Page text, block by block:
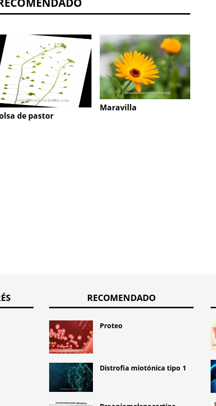
de pastor
Maravilla
RECOMENDADO
Proteo
Distrofia miotónica tipo 1